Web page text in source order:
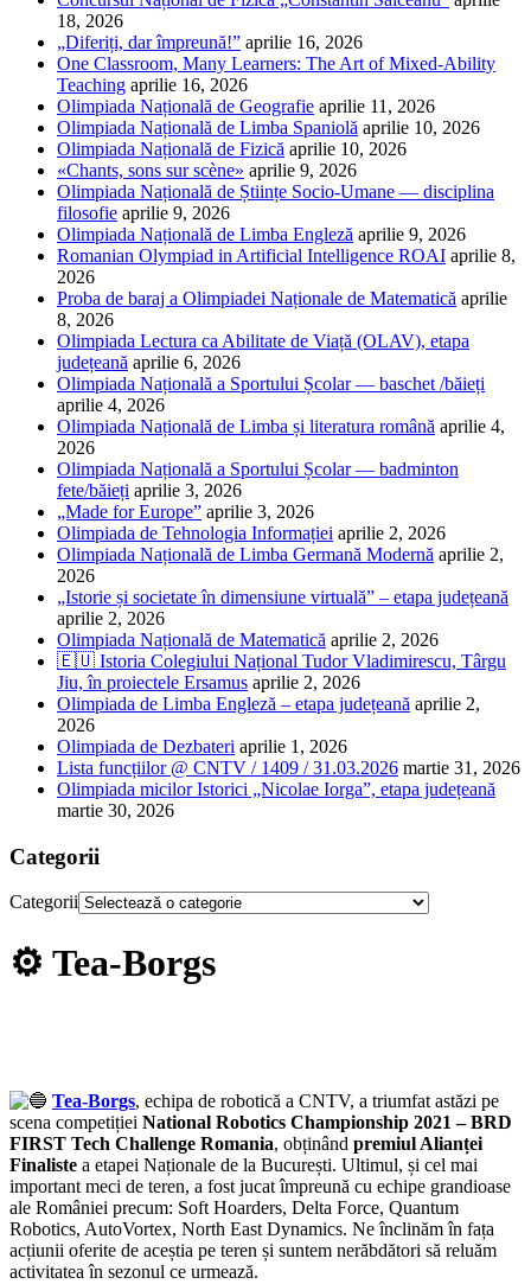
18, 2026
„Diferiți, dar împreună!” aprilie 16, 2026
One Classroom, Many Learners: The Art of Mixed-Ability
Teaching aprilie 16, 2026
Olimpiada Națională de Geografie aprilie 11, 2026
Olimpiada Națională de Limba Spaniolă aprilie 10, 2026
Olimpiada Națională de Fizică aprilie 10, 2026
«Chants, sons sur scène» aprilie 9, 2026
Olimpiada Națională de Științe Socio-Umane — disciplina
filosofie aprilie 9, 2026
Olimpiada Națională de Limba Engleză aprilie 9, 2026
Romanian Olympiad in Artificial Intelligence ROAI aprilie 8,
2026
Proba de baraj a Olimpiadei Naționale de Matematică aprilie
8, 2026
Olimpiada Lectura ca Abilitate de Viață (OLAV), etapa
județeană aprilie 6, 2026
Olimpiada Națională a Sportului Școlar — baschet /băieți
aprilie 4, 2026
Olimpiada Națională de Limba și literatura română aprilie 4,
2026
Olimpiada Națională a Sportului Școlar — badminton
fete/băieți aprilie 3, 2026
„Made for Europe” aprilie 3, 2026
Olimpiada de Tehnologia Informației aprilie 2, 2026
Olimpiada Națională de Limba Germană Modernă aprilie 2,
2026
„Istorie și societate în dimensiune virtuală” – etapa județeană
aprilie 2, 2026
Olimpiada Națională de Matematică aprilie 2, 2026
🇪🇺 Istoria Colegiului Național Tudor Vladimirescu, Târgu
Jiu, în proiectele Ersamus aprilie 2, 2026
Olimpiada de Limba Engleză – etapa județeană aprilie 2,
2026
Olimpiada de Dezbateri aprilie 1, 2026
Lista funcțiilor @ CNTV / 1409 / 31.03.2026 martie 31, 2026
Olimpiada micilor Istorici „Nicolae Iorga”, etapa județeană
martie 30, 2026
Categorii
Categorii
⚙️ Tea-Borgs
Tea-Borgs, echipa de robotică a CNTV, a triumfat astăzi pe
scena competiției National Robotics Championship 2021 – BRD
FIRST Tech Challenge Romania, obținând premiul Alianței
Finaliste a etapei Naționale de la București. Ultimul, și cel mai
important meci de teren, a fost jucat împreună cu echipe grandioase
ale României precum: Soft Hoarders, Delta Force, Quantum
Robotics, AutoVortex, North East Dynamics. Ne înclinăm în fața
acțiunii oferite de aceștia pe teren și suntem nerăbdători să reluăm
activitatea în sezonul ce urmează.